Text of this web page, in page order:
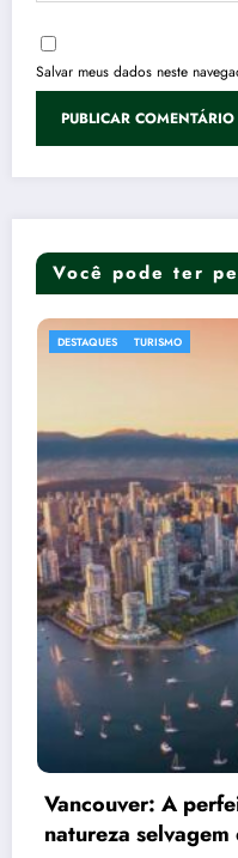
Salvar meus dados neste
Você pode ter
harmonia entre a
e o urbanismo